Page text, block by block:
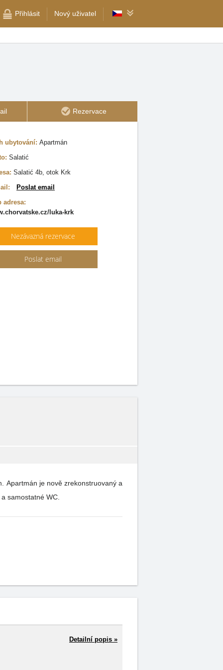
Přihlásit Nový uživatel
Rezervace
ubytování: Apartmán
Salatić
Salatić 4b, otok Krk
Poslat email
adresa:
luka-krk
Nezávazná rezervace
Poslat email
Apartmán je nově zrekonstruovaný a
samostatné WC.
Detailní popis »